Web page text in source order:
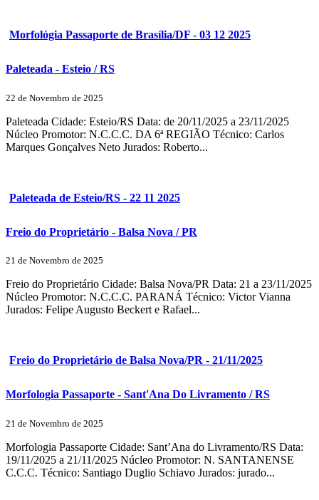
Morfológia Passaporte de Brasília/DF - 03 12 2025
Paleteada - Esteio / RS
22 de Novembro de 2025
Paleteada Cidade: Esteio/RS Data: de 20/11/2025 a 23/11/2025
Núcleo Promotor: N.C.C.C. DA 6ª REGIÃO Técnico: Carlos
Marques Gonçalves Neto Jurados: Roberto...
Paleteada de Esteio/RS - 22 11 2025
Freio do Proprietário - Balsa Nova / PR
21 de Novembro de 2025
Freio do Proprietário Cidade: Balsa Nova/PR Data: 21 a 23/11/2025
Núcleo Promotor: N.C.C.C. PARANÁ Técnico: Victor Vianna
Jurados: Felipe Augusto Beckert e Rafael...
Freio do Proprietário de Balsa Nova/PR - 21/11/2025
Morfologia Passaporte - Sant'Ana Do Livramento / RS
21 de Novembro de 2025
Morfologia Passaporte Cidade: Sant’Ana do Livramento/RS Data:
19/11/2025 a 21/11/2025 Núcleo Promotor: N. SANTANENSE
C.C.C. Técnico: Santiago Duglio Schiavo Jurados: jurado...